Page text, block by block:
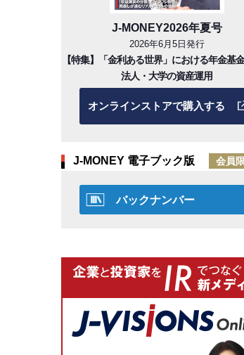
J-MONEY2026年夏号
2026年6月5日発行
【特集】「金利ある世界」における年金基
法人・大学の資産運用
オンラインストアで購入する
J-MONEY 電子ブック版 会員
バックナンバー